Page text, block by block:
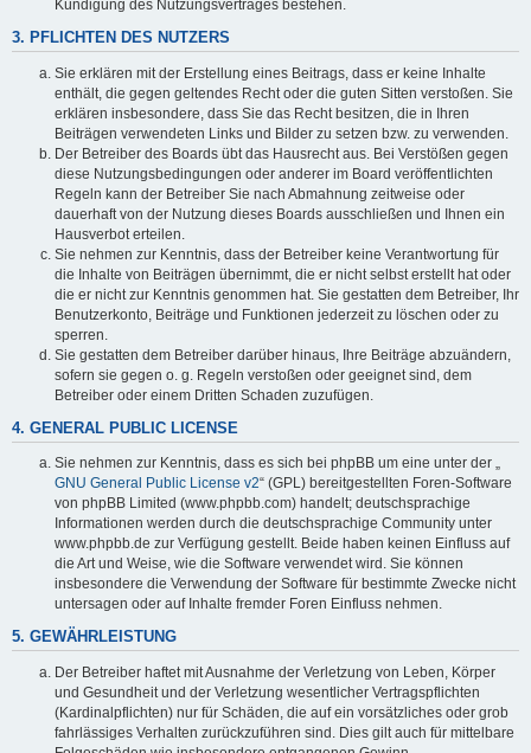
Kündigung des Nutzungsvertrages bestehen.
3. PFLICHTEN DES NUTZERS
Sie erklären mit der Erstellung eines Beitrags, dass er keine Inhalte
enthält, die gegen geltendes Recht oder die guten Sitten verstoßen. Sie
erklären insbesondere, dass Sie das Recht besitzen, die in Ihren
Beiträgen verwendeten Links und Bilder zu setzen bzw. zu verwenden.
Der Betreiber des Boards übt das Hausrecht aus. Bei Verstößen gegen
diese Nutzungsbedingungen oder anderer im Board veröffentlichten
Regeln kann der Betreiber Sie nach Abmahnung zeitweise oder
dauerhaft von der Nutzung dieses Boards ausschließen und Ihnen ein
Hausverbot erteilen.
Sie nehmen zur Kenntnis, dass der Betreiber keine Verantwortung für
die Inhalte von Beiträgen übernimmt, die er nicht selbst erstellt hat oder
die er nicht zur Kenntnis genommen hat. Sie gestatten dem Betreiber, Ihr
Benutzerkonto, Beiträge und Funktionen jederzeit zu löschen oder zu
sperren.
Sie gestatten dem Betreiber darüber hinaus, Ihre Beiträge abzuändern,
sofern sie gegen o. g. Regeln verstoßen oder geeignet sind, dem
Betreiber oder einem Dritten Schaden zuzufügen.
4. GENERAL PUBLIC LICENSE
Sie nehmen zur Kenntnis, dass es sich bei phpBB um eine unter der „
GNU General Public License v2“ (GPL) bereitgestellten Foren-Software
von phpBB Limited (www.phpbb.com) handelt; deutschsprachige
Informationen werden durch die deutschsprachige Community unter
www.phpbb.de zur Verfügung gestellt. Beide haben keinen Einfluss auf
die Art und Weise, wie die Software verwendet wird. Sie können
insbesondere die Verwendung der Software für bestimmte Zwecke nicht
untersagen oder auf Inhalte fremder Foren Einfluss nehmen.
5. GEWÄHRLEISTUNG
Der Betreiber haftet mit Ausnahme der Verletzung von Leben, Körper
und Gesundheit und der Verletzung wesentlicher Vertragspflichten
(Kardinalpflichten) nur für Schäden, die auf ein vorsätzliches oder grob
fahrlässiges Verhalten zurückzuführen sind. Dies gilt auch für mittelbare